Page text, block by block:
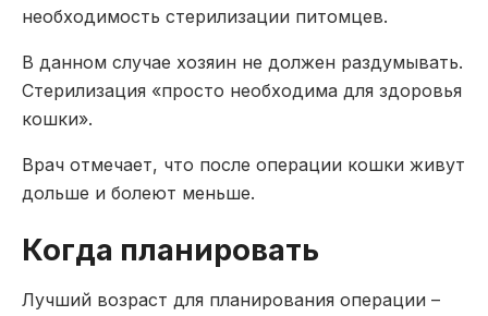
необходимость стерилизации питомцев.
В данном случае хозяин не должен раздумывать.
Стерилизация «просто необходима для здоровья
кошки».
Врач отмечает, что после операции кошки живут
дольше и болеют меньше.
Когда планировать
Лучший возраст для планирования операции –